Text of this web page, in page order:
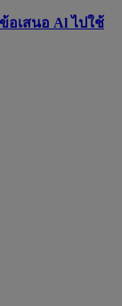
อเสนอ Al ไปใช้